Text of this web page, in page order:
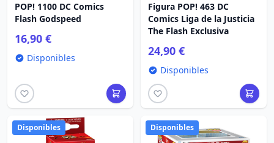
POP! 1100 DC Comics
Flash Godspeed
16,90 €
Disponibles
Figura POP! 463 DC
Comics Liga de la Justicia
The Flash Exclusiva
24,90 €
Disponibles
Disponibles Disponibles